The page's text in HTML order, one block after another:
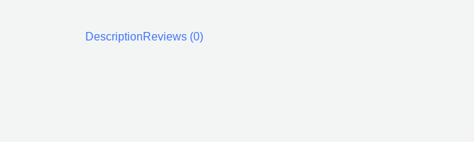
DescriptionReviews (0)